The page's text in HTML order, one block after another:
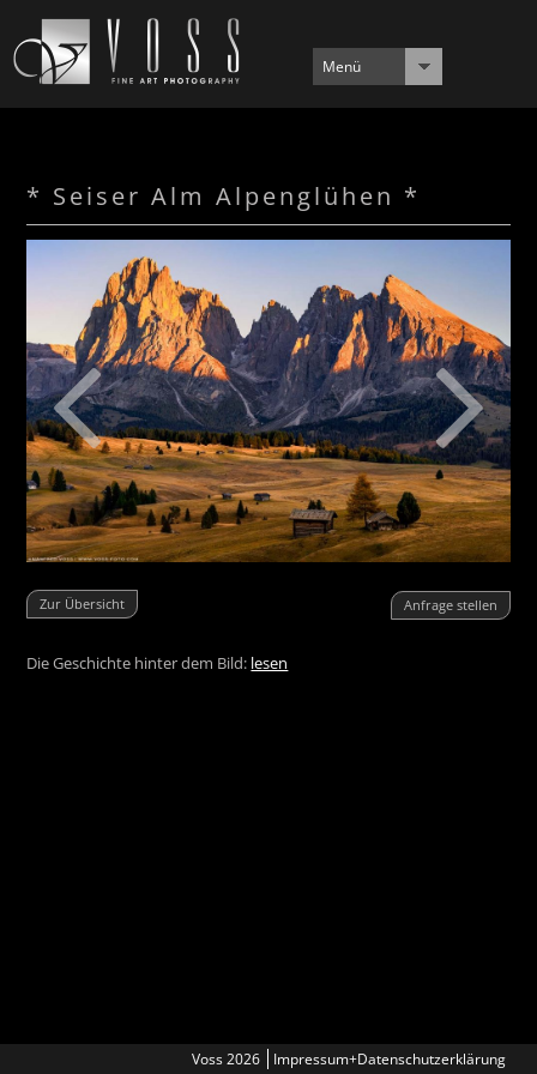
Menü
* Seiser Alm Alpenglühen *
Zur Übersicht Anfrage stellen
Die Geschichte hinter dem Bild: lesen
Voss 2026 Impressum+Datenschutzerklärung